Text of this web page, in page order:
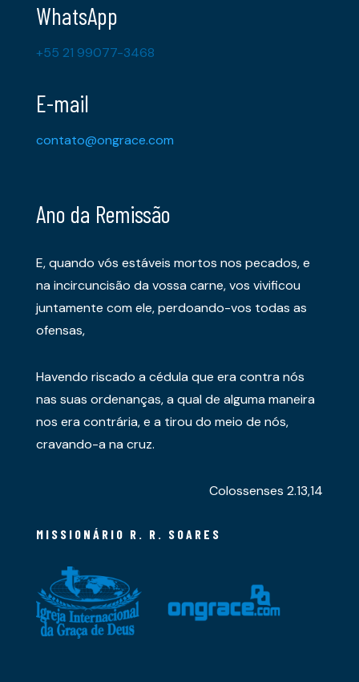
WhatsApp
+55 21 99077-3468
E-mail
contato@ongrace.com
Ano da Remissão
E, quando vós estáveis mortos nos pecados, e
na incircuncisão da vossa carne, vos vivificou
juntamente com ele, perdoando-vos todas as
ofensas,
Havendo riscado a cédula que era contra nós
nas suas ordenanças, a qual de alguma maneira
nos era contrária, e a tirou do meio de nós,
cravando-a na cruz.
Colossenses 2.13,14
MISSIONÁRIO R. R. SOARES